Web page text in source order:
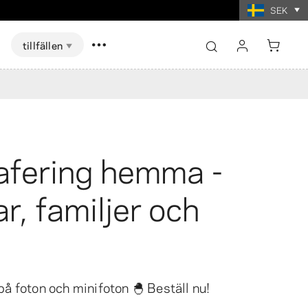
SEK
Spel
Fotoutskrifter i
collageformat
i
tillfällen
logga in
hemma -
familjer och
foton och minifoton 🐣 Beställ nu!